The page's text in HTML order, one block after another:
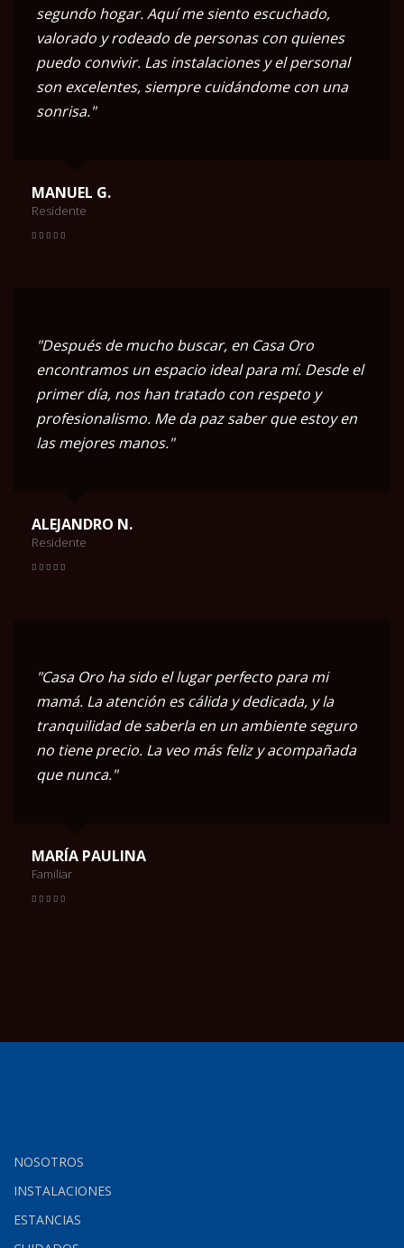
segundo hogar. Aquí me siento escuchado,
valorado y rodeado de personas con quienes
puedo convivir. Las instalaciones y el personal
son excelentes, siempre cuidándome con una
sonrisa."
MANUEL G.
Residente
"Después de mucho buscar, en Casa Oro
encontramos un espacio ideal para mí. Desde el
primer día, nos han tratado con respeto y
profesionalismo. Me da paz saber que estoy en
las mejores manos."
ALEJANDRO N.
Residente
"Casa Oro ha sido el lugar perfecto para mi
mamá. La atención es cálida y dedicada, y la
tranquilidad de saberla en un ambiente seguro
no tiene precio. La veo más feliz y acompañada
que nunca."
MARÍA PAULINA
Familiar
NOSOTROS
INSTALACIONES
ESTANCIAS